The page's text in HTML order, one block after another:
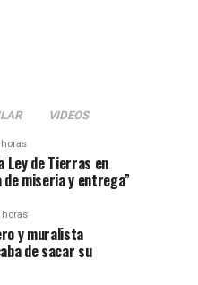
VIDEOS
Ley de Tierras en
miseria y entrega”
horas
y muralista
de sacar su